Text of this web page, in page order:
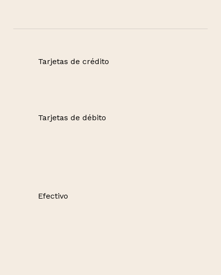
Tarjetas de crédito
Tarjetas de débito
Efectivo